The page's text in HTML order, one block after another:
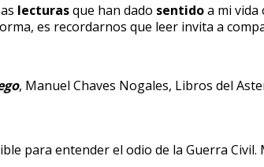
lecturasque han dado sentidoa mi vida
es recordarnos que leer invita a
, Manuel Chaves Nogales, Libros del
para entender el odio de la Guerra Civil.